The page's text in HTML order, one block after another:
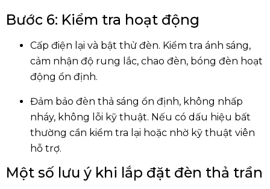
Bước 6: Kiểm tra hoạt động
Cấp điện lại và bật thử đèn. Kiểm tra ánh sáng,
cảm nhận độ rung lắc, chao đèn, bóng đèn hoạt
động ổn định.
Đảm bảo đèn thả sáng ổn định, không nhấp
nháy, không lỗi kỹ thuật. Nếu có dấu hiệu bất
thường cần kiểm tra lại hoặc nhờ kỹ thuật viên
hỗ trợ.
Một số lưu ý khi lắp đặt đèn thả trần